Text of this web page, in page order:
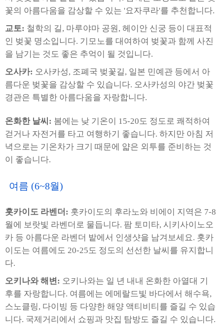
꽃의 아름다움을 감상할 수 있는 '요자쿠라'를 추천합니다.
교토: 철학의 길, 마루야마 공원, 헤이안 신궁 등이 대표적
인 벚꽃 명소입니다. 기모노를 대여하여 벚꽃과 함께 사진
을 남기는 것도 좋은 추억이 될 것입니다.
오사카: 오사카성, 조폐국 벚꽃길, 일본 민예관 등에서 아
름다운 벚꽃을 감상할 수 있습니다. 오사카성의 야간 벚꽃
경관은 특별한 아름다움을 자랑합니다.
온화한 날씨: 봄에는 낮 기온이 15-20도 정도로 쾌적하여
걷거나 자전거를 타고 여행하기 좋습니다. 하지만 아침 저
녁으로는 기온차가 크기 때문에 얇은 외투를 준비하는 것
이 좋습니다.
여름 (6~8월)
홋카이도 라벤더: 홋카이도의 후라노와 비에이 지역은 7-8
월에 보랏빛 라벤더로 물듭니다. 팜 토미타, 시키사이노오
카 등 아름다운 라벤더 밭에서 인생샷을 남겨보세요. 홋카
이도는 여름에도 20-25도 정도의 선선한 날씨를 유지합니
다.
오키나와 해변: 오키나와는 일 년 내내 온화한 아열대 기
후를 자랑합니다. 여름에는 에메랄드빛 바다에서 해수욕,
스노클링, 다이빙 등 다양한 해양 액티비티를 즐길 수 있습
니다. 국제거리에서 쇼핑과 맛집 탐방도 즐길 수 있습니다.